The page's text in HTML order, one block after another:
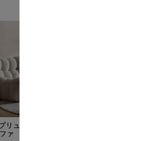
リュネル） 1人
ァ